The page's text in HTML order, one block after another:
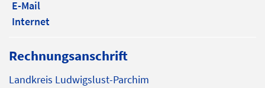
E-Mail
Internet
Rechnungsanschrift
Landkreis Ludwigslust-Parchim